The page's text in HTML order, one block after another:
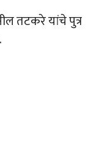
तटकरे यांचे पुत्र